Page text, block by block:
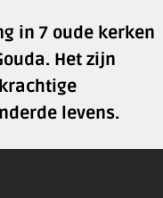
in 7 oude kerken
Het zijn
levens.